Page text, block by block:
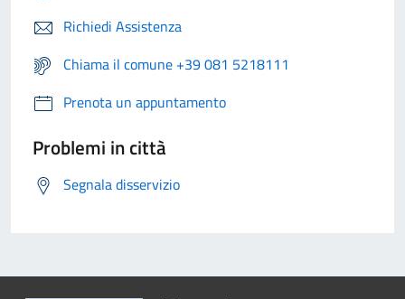
Richiedi Assistenza
Chiama il comune +39 081 5218111
Prenota un appuntamento
Problemi in città
Segnala disservizio